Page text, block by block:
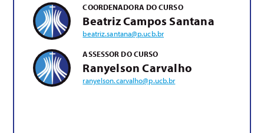
COORDENADORA DO CURSO
Beatriz Campos Santana
beatriz.santana@p.ucb.br
ASSESSOR DO CURSO
Ranyelson Carvalho
ranyelson.carvalho@p.ucb.br